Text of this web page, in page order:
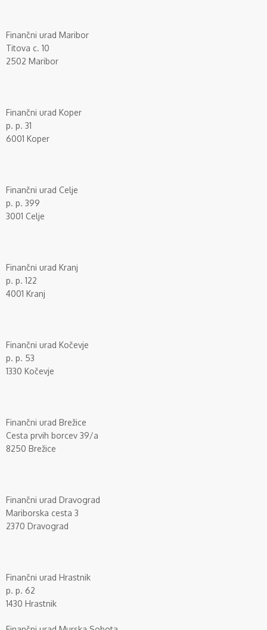
Finančni urad Maribor
Titova c. 10
2502 Maribor
Finančni urad Koper
p. p. 31
6001 Koper
Finančni urad Celje
p. p. 399
3001 Celje
Finančni urad Kranj
p. p. 122
4001 Kranj
Finančni urad Kočevje
p. p. 53
1330 Kočevje
Finančni urad Brežice
Cesta prvih borcev 39/a
8250 Brežice
Finančni urad Dravograd
Mariborska cesta 3
2370 Dravograd
Finančni urad Hrastnik
p. p. 62
1430 Hrastnik